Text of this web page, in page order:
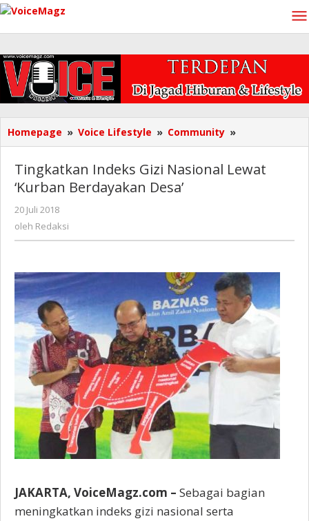
Lewati
konten
Homepage » Voice Lifestyle » Community »
Indeks
Nasional
Tingkatkan Indeks Gizi Nasional Lewat
‘Kurban Berdayakan Desa’
20 Juli 2018
Redaksi
oleh Redaksi
JAKARTA, VoiceMagz.com – Sebagai bagian
meningkatkan indeks gizi nasional serta